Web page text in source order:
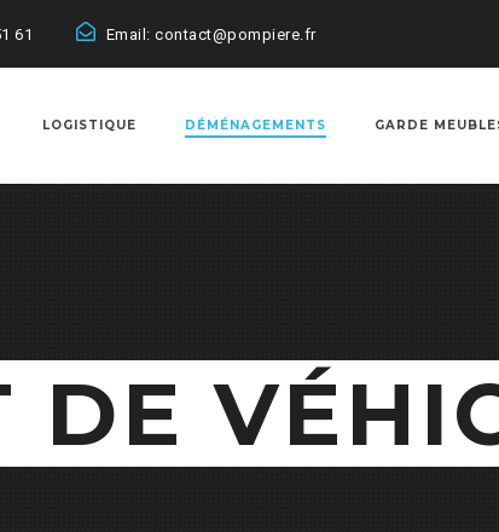
61 Email: contact@pompiere.fr
LOGISTIQUE DÉMÉNAGEMENTS GARDE
DE